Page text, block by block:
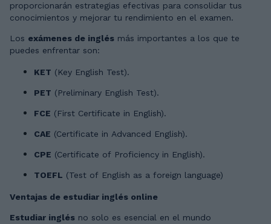
proporcionarán estrategias efectivas para consolidar tus
conocimientos y mejorar tu rendimiento en el examen.
Los exámenes de inglés más importantes a los que te
puedes enfrentar son:
KET (Key English Test).
PET (Preliminary English Test).
FCE (First Certificate in English).
CAE (Certificate in Advanced English).
CPE (Certificate of Proficiency in English).
TOEFL (Test of English as a foreign language)
Ventajas de estudiar inglés online
Estudiar inglés no solo es esencial en el mundo